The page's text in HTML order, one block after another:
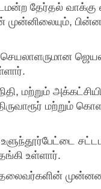
தேர்தல்
முன்னிலையும்,
மற்றும்
மற்றும்
உள்ளார்.